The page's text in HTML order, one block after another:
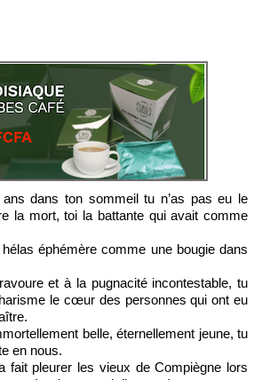
la mort, toi la battante qui avait comme
éphémère comme une bougie dans
et à la pugnacité incontestable, tu
le cœur des personnes qui ont eu
belle, éternellement jeune, tu
en nous.
fait pleurer les vieux de Compiègne lors